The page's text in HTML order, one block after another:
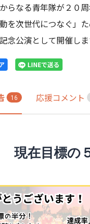
らなる青年隊が２０
を次世代につなぐ」
念公演として開催しま
LINEで送る
1 6 応援コメント
現在目標の